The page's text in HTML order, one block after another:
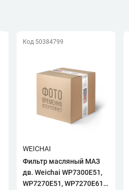
Код 50384799
WEICHAI
Фильтр масляный МАЗ
дв. Weichai WP7300E51,
WP7270E51, WP7270E61